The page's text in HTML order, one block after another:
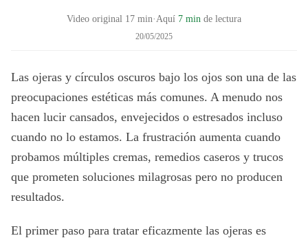
Video original 17 min·Aquí 7 min de lectura
20/05/2025
Las ojeras y círculos oscuros bajo los ojos son una de las
preocupaciones estéticas más comunes. A menudo nos
hacen lucir cansados, envejecidos o estresados incluso
cuando no lo estamos. La frustración aumenta cuando
probamos múltiples cremas, remedios caseros y trucos
que prometen soluciones milagrosas pero no producen
resultados.
El primer paso para tratar eficazmente las ojeras es